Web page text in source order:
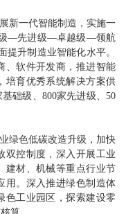
新一代智能制造，实施一
级—先进级—卓越级—领航
提升制造业智能化水平。
、软件开发商，推进智能
培育优秀系统解决方案供
基础级、 800家先进级、50
绿色低碳改造升级，加快
双控制度，深入开展工业
建材、机械等重点行业节
用。深入推进绿色制造体
色工业园区，探索建设零